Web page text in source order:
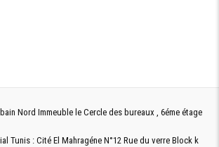
Nord Immeuble le Cercle des bureaux , 6éme étage
Tunis : Cité El Mahragéne N°12 Rue du verre Block k